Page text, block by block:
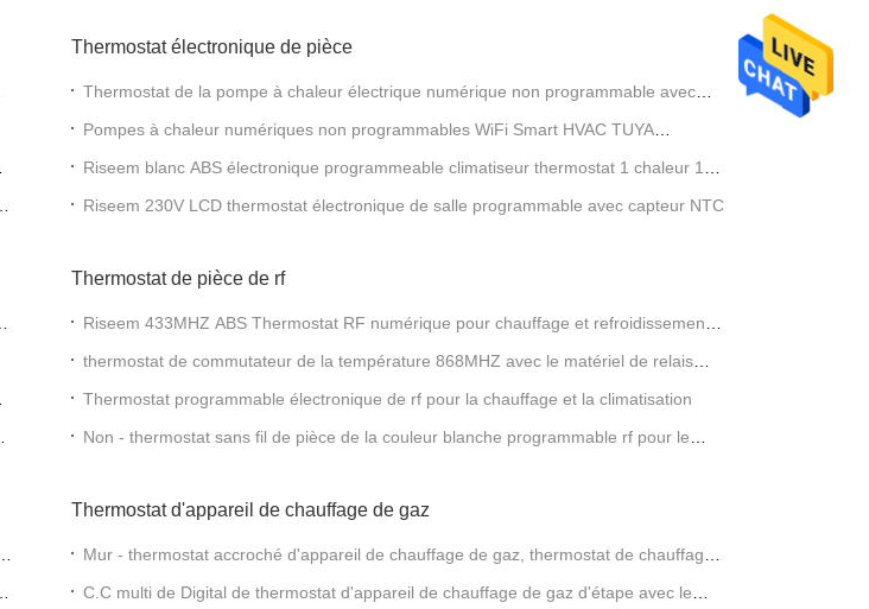
Thermostat électronique de pièce
Thermostat de la pompe à chaleur électrique numérique non programmable avec
Pompes à chaleur numériques non programmables WiFi Smart HVAC TUYA
Riseem blanc ABS électronique programmeable climatiseur thermostat 1 chaleur 1
Riseem 230V LCD thermostat électronique de salle programmable avec capteur NTC
Thermostat de pièce de rf
Riseem 433MHZ ABS Thermostat RF numérique pour chauffage et refroidissement
thermostat de commutateur de la température 868MHZ avec le matériel de relais
Thermostat programmable électronique de rf pour la chauffage et la climatisation
Non - thermostat sans fil de pièce de la couleur blanche programmable rf pour le
Thermostat d'appareil de chauffage de gaz
Mur - thermostat accroché d'appareil de chauffage de gaz, thermostat de chauffage
C.C multi de Digital de thermostat d'appareil de chauffage de gaz d'étape avec le